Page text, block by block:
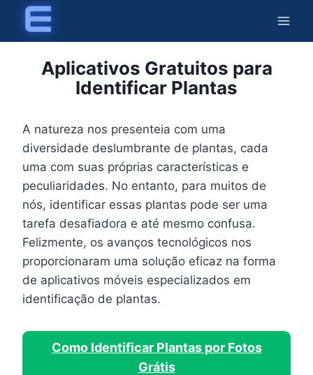
content
Aplicativos Gratuitos para
Identificar Plantas
A natureza nos presenteia com uma
diversidade deslumbrante de plantas, cada
uma com suas próprias características e
peculiaridades. No entanto, para muitos de
nós, identificar essas plantas pode ser uma
tarefa desafiadora e até mesmo confusa.
Felizmente, os avanços tecnológicos nos
proporcionaram uma solução eficaz na forma
de aplicativos móveis especializados em
identificação de plantas.
Como Identificar Plantas por Fotos
Grátis